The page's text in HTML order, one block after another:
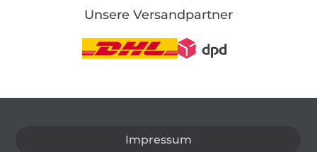
Unsere Versandpartner
Impressum